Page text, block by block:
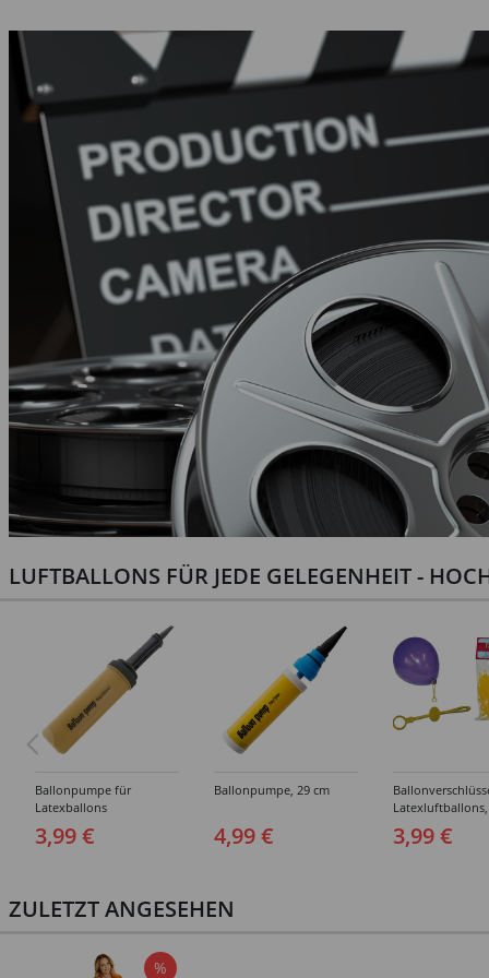
LUFTBALLONS FÜR JEDE GELEGENHEIT -
Ballonpumpe für
Latexballons
3,99 €
Ballonpumpe, 29 cm
4,99 €
Stück
3,99 €
ZULETZT ANGESEHEN
%